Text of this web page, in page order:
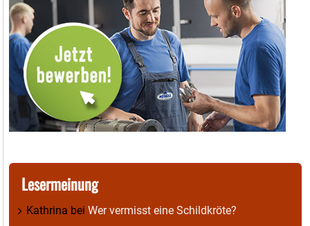
Lesermeinung
Kathrina bei Wer vermisst eine Schildkröte?